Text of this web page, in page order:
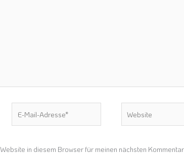
Mail-
in diesem Browser für meinen nächsten Kommentar